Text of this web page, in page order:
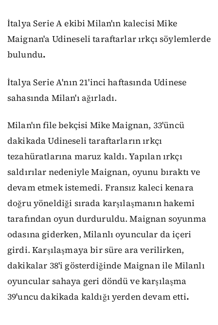
İtalya Serie A ekibi Milan'ın kalecisi Mike
Maignan'a Udineseli taraftarlar ırkçı söylemlerde
bulundu.
İtalya Serie A'nın 21'inci haftasında Udinese
sahasında Milan'ı ağırladı.
Milan'ın file bekçisi Mike Maignan, 33'üncü
dakikada Udineseli taraftarların ırkçı
tezahüratlarına maruz kaldı. Yapılan ırkçı
saldırılar nedeniyle Maignan, oyunu bıraktı ve
devam etmek istemedi. Fransız kaleci kenara
doğru yöneldiği sırada karşılaşmanın hakemi
tarafından oyun durduruldu. Maignan soyunma
odasına giderken, Milanlı oyuncular da içeri
girdi. Karşılaşmaya bir süre ara verilirken,
dakikalar 38'i gösterdiğinde Maignan ile Milanlı
oyuncular sahaya geri döndü ve karşılaşma
39'uncu dakikada kaldığı yerden devam etti.